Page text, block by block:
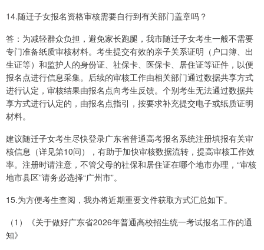
14.随迁子女报名资格审核需要自行到有关部门盖章吗？
答：为减轻群众负担，避免家长跑腿，我市随迁子女考生一般不需要
专门准备纸质审核材料。考生提交有效的亲子关系证明（户口簿、出
生证等）和监护人的身份证、社保卡、医保卡、居住证等证件，以便
报名点进行信息采集。后续的审核工作由相关部门通过数据共享方式
进行认定，审核结果由报名点向考生反馈。个别考生无法通过数据共
享方式进行认定的，由报名点指引，按要求补充提交电子或纸质证明
材料。
建议随迁子女考生尽快登录广东省普通高考报名系统注册填报有关审
核信息（详见第10问），有助于加快审核数据流转，提高审核工作效
率。注册时请注意，不管父母的社保和居住证在哪个地市办理，“审核
地市县区”请务必选择“广州市”。
15.为方便考生查阅，我办将近期重要文件获取方式汇总如下。
（1）《关于做好广东省2026年普通高校招生统一考试报名工作的通
知》